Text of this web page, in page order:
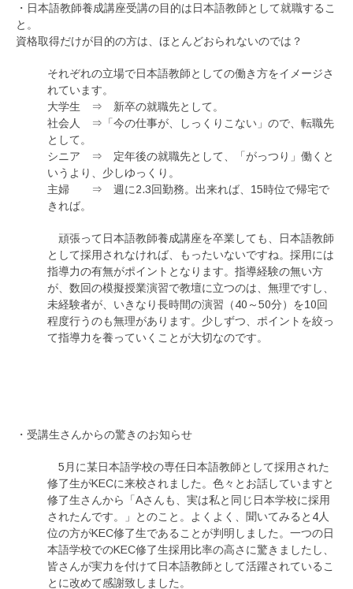
・日本語教師養成講座受講の目的は日本語教師として就職するこ
と。
資格取得だけが目的の方は、ほとんどおられないのでは？
それぞれの立場で日本語教師としての働き方をイメージさ
れています。
大学生 ⇒ 新卒の就職先として。
社会人 ⇒「今の仕事が、しっくりこない」ので、転職先
として。
シニア ⇒ 定年後の就職先として、「がっつり」働くと
いうより、少しゆっくり。
主婦 ⇒ 週に2.3回勤務。出来れば、15時位で帰宅で
きれば。
頑張って日本語教師養成講座を卒業しても、日本語教師
として採用されなければ、もったいないですね。採用には
指導力の有無がポイントとなります。指導経験の無い方
が、数回の模擬授業演習で教壇に立つのは、無理ですし、
未経験者が、いきなり長時間の演習（40～50分）を10回
程度行うのも無理があります。少しずつ、ポイントを絞っ
て指導力を養っていくことが大切なのです。
・受講生さんからの驚きのお知らせ
5月に某日本語学校の専任日本語教師として採用された
修了生がKECに来校されました。色々とお話していますと
修了生さんから「Aさんも、実は私と同じ日本学校に採用
されたんです。」とのこと。よくよく、聞いてみると4人
位の方がKEC修了生であることが判明しました。一つの日
本語学校でのKEC修了生採用比率の高さに驚きましたし、
皆さんが実力を付けて日本語教師として活躍されているこ
とに改めて感謝致しました。